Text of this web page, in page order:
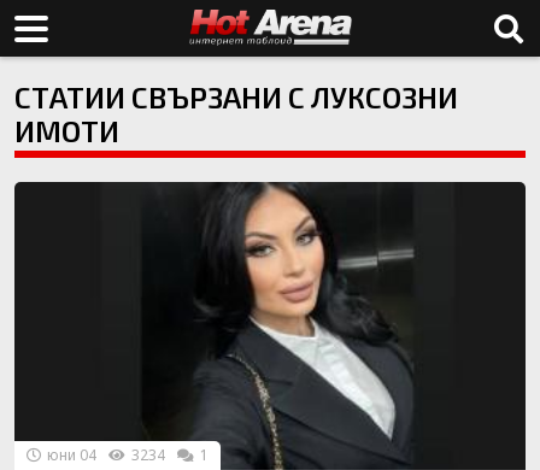
СТАТИИ СВЪРЗАНИ С ЛУКСОЗНИ
ИМОТИ
юни 04 3234 1